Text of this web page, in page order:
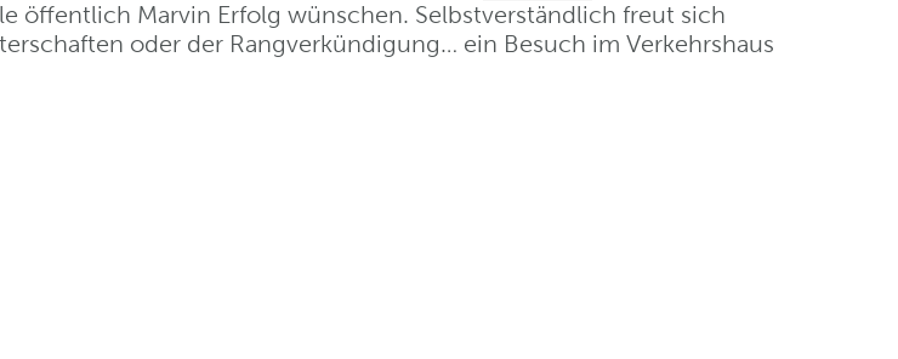
öffentlich Marvin Erfolg wünschen. Selbstverständlich freut sich
oder der Rangverkündigung… ein Besuch im Verkehrshaus